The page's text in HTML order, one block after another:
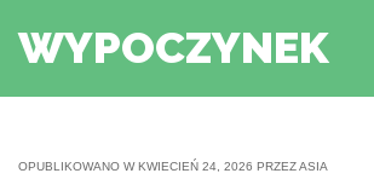
WYPOCZYNEK
OPUBLIKOWANO WKWIECIEŃ 24, 2026 PRZEZASIA